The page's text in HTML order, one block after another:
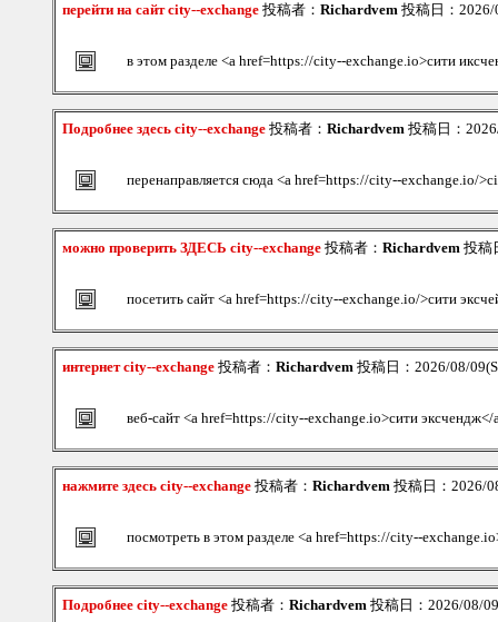
перейти на сайт city--exchange 投稿者： Richardvem 投稿日：
в этом разделе <a href=https://city--exchange.io>сити
Подробнее здесь city--exchange 投稿者： Richardvem 投稿日：
перенаправляется сюда <a href=https://city--exchange.io/
можно проверить ЗДЕСЬ city--exchange 投稿者： Richardvem 投稿
посетить сайт <a href=https://city--exchange.io/>сити
интернет city--exchange 投稿者： Richardvem 投稿日：2026/08/
веб-сайт <a href=https://city--exchange.io>сити эксчендж</
нажмите здесь city--exchange 投稿者： Richardvem 投稿日：2026/
посмотреть в этом разделе <a href=https://city--
Подробнее city--exchange 投稿者： Richardvem 投稿日：2026/08/